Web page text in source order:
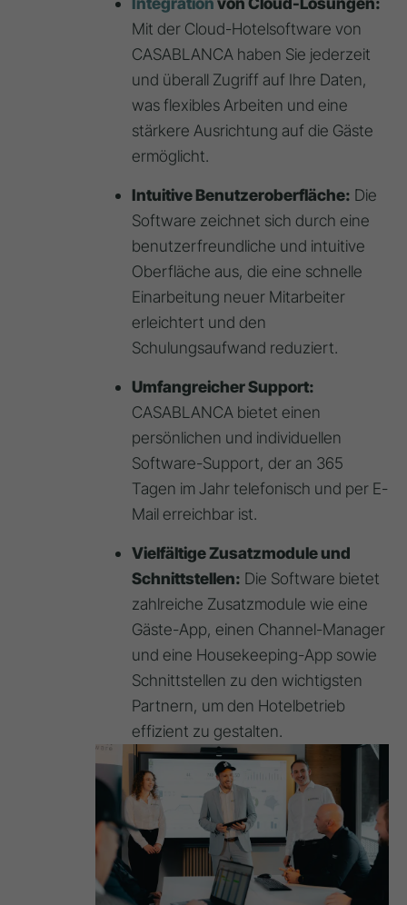
Mit der Cloud-Hotelsoftware von
CASABLANCA haben Sie jederzeit
und überall Zugriff auf Ihre Daten,
was flexibles Arbeiten und eine
stärkere Ausrichtung auf die Gäste
ermöglicht.
Intuitive Benutzeroberfläche: Die
Software zeichnet sich durch eine
benutzerfreundliche und intuitive
Oberfläche aus, die eine schnelle
Einarbeitung neuer Mitarbeiter
erleichtert und den
Schulungsaufwand reduziert.
Umfangreicher Support:
CASABLANCA bietet einen
persönlichen und individuellen
Software-Support, der an 365
Tagen im Jahr telefonisch und per E-
Mail erreichbar ist.
Vielfältige Zusatzmodule und
Schnittstellen: Die Software bietet
zahlreiche Zusatzmodule wie eine
Gäste-App, einen Channel-Manager
und eine Housekeeping-App sowie
Schnittstellen zu den wichtigsten
Partnern, um den Hotelbetrieb
effizient zu gestalten.